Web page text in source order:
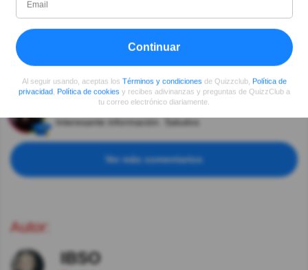
Carlos Martinez Hace 5año(s)
Buena explicación.
Carlos Ruiz Hace 5año(s)
Interesante información. Saludos
Ver más comentarios
Autor:
IBSO
Continuar
Al seguir usando, aceptas los Términos y condiciones de Quizzclub, Política de
privacidad, Política de cookies y recibes adivinanzas y preguntas de QuizzClub a
tu correo electrónico diariamente.